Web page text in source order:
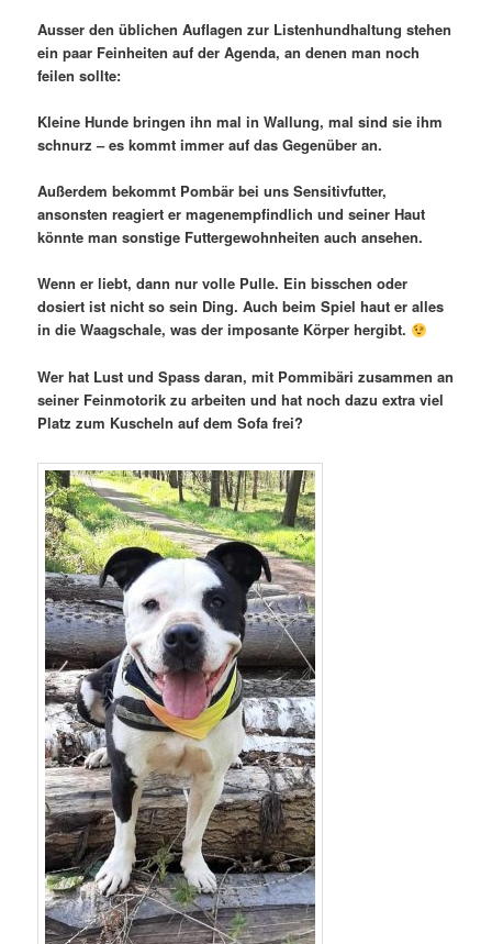
Ausser den üblichen Auflagen zur Listenhundhaltung stehen
ein paar Feinheiten auf der Agenda, an denen man noch
feilen sollte:
Kleine Hunde bringen ihn mal in Wallung, mal sind sie ihm
schnurz – es kommt immer auf das Gegenüber an.
Außerdem bekommt Pombär bei uns Sensitivfutter,
ansonsten reagiert er magenempfindlich und seiner Haut
könnte man sonstige Futtergewohnheiten auch ansehen.
Wenn er liebt, dann nur volle Pulle. Ein bisschen oder
dosiert ist nicht so sein Ding. Auch beim Spiel haut er alles
in die Waagschale, was der imposante Körper hergibt.
Wer hat Lust und Spass daran, mit Pommibäri zusammen an
seiner Feinmotorik zu arbeiten und hat noch dazu extra viel
Platz zum Kuscheln auf dem Sofa frei?